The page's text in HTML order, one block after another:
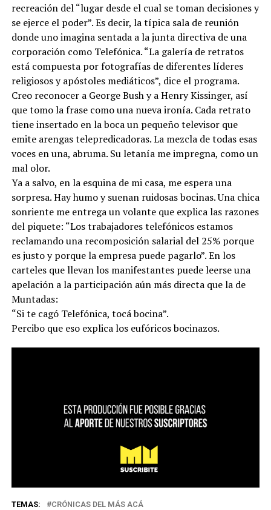
recreación del “lugar desde el cual se toman decisiones y
se ejerce el poder”. Es decir, la típica sala de reunión
donde uno imagina sentada a la junta directiva de una
corporación como Telefónica. “La galería de retratos
está compuesta por fotografías de diferentes líderes
religiosos y apóstoles mediáticos”, dice el programa.
Creo reconocer a George Bush y a Henry Kissinger, así
que tomo la frase como una nueva ironía. Cada retrato
tiene insertado en la boca un pequeño televisor que
emite arengas telepredicadoras. La mezcla de todas esas
voces en una, abruma. Su letanía me impregna, como un
mal olor.
Ya a salvo, en la esquina de mi casa, me espera una
sorpresa. Hay humo y suenan ruidosas bocinas. Una chica
sonriente me entrega un volante que explica las razones
del piquete: “Los trabajadores telefónicos estamos
reclamando una recomposición salarial del 25% porque
es justo y porque la empresa puede pagarlo”. En los
carteles que llevan los manifestantes puede leerse una
apelación a la participación aún más directa que la de
Muntadas:
“Si te cagó Telefónica, tocá bocina”.
Percibo que eso explica los eufóricos bocinazos.
TEMAS: CRÓNICAS DEL MÁS ACÁ